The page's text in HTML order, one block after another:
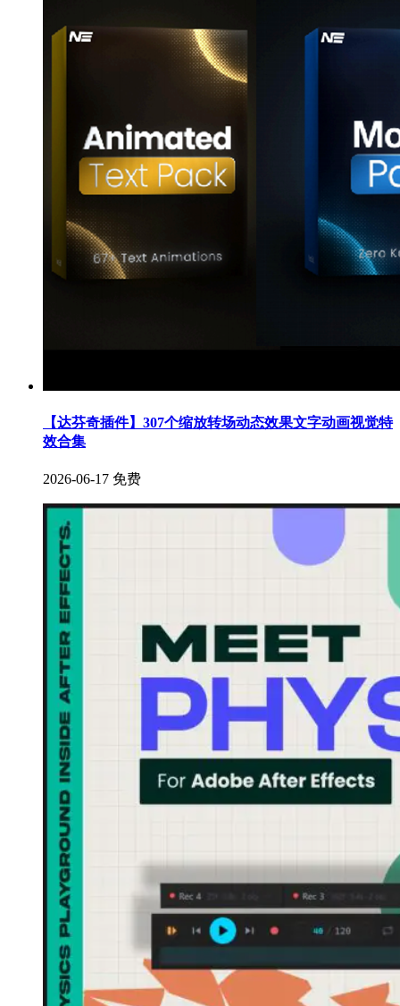
【达芬奇插件】307个缩放转场动态效果文字动画视觉特
效合集
2026-06-17 免费